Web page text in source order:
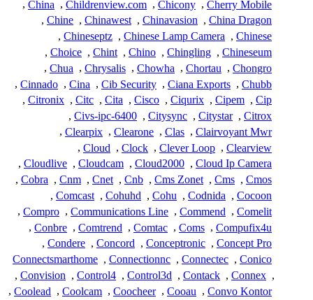
Cherry Mobile
,
Chicony
,
Childrenview.com
,
China
,
China Dragon
,
Chinavasion
,
Chinawest
,
Chine
,
Chinese
,
Chinese Lamp Camera
,
Chineseptz
,
Chineseum
,
Chingling
,
Chino
,
Chint
,
Choice
,
Chongro
,
Chortau
,
Chowha
,
Chrysalis
,
Chua
,
Chubb
,
Ciana Exports
,
Cib Security
,
Cina
,
Cinnado
,
Cip
,
Cipem
,
Ciqurix
,
Cisco
,
Cita
,
Citc
,
Citronix
,
Citrox
,
Citystar
,
Citysync
,
Civs-ipc-6400
,
Clairvoyant Mwr
,
Clas
,
Clearone
,
Clearpix
,
Clearview
,
Clever Loop
,
Clock
,
Cloud
,
Cloud Ip Camera
,
Cloud2000
,
Cloudcam
,
Cloudlive
,
Cmos
,
Cms
,
Cms Zonet
,
Cnb
,
Cnet
,
Cnm
,
Cobra
,
Cocoon
,
Codnida
,
Cohu
,
Cohuhd
,
Comcast
,
Comelit
,
Commend
,
Communications Line
,
Compro
,
Compufix4u
,
Coms
,
Comtac
,
Comtrend
,
Conbre
,
Concept Pro
,
Conceptronic
,
Concord
,
Condere
,
Conico
,
Connectec
,
Connectionnc
,
Connectsmarthome
,
Connex
,
Contack
,
Control3d
,
Control4
,
Convision
,
Convo Kontor
,
Cooau
,
Coocheer
,
Coolcam
,
Coolead
,